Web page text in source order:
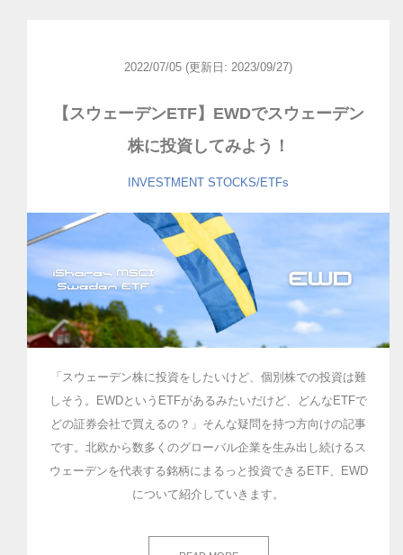
2022/07/05 (更新日: 2023/09/27)
【スウェーデンETF】EWDでスウェーデン
株に投資してみよう！
INVESTMENT STOCKS/ETFs
「スウェーデン株に投資をしたいけど、個別株での投資は難
しそう。EWDというETFがあるみたいだけど、どんなETFで
どの証券会社で買えるの？」そんな疑問を持つ方向けの記事
です。北欧から数多くのグローバル企業を生み出し続けるス
ウェーデンを代表する銘柄にまるっと投資できるETF、EWD
について紹介していきます。